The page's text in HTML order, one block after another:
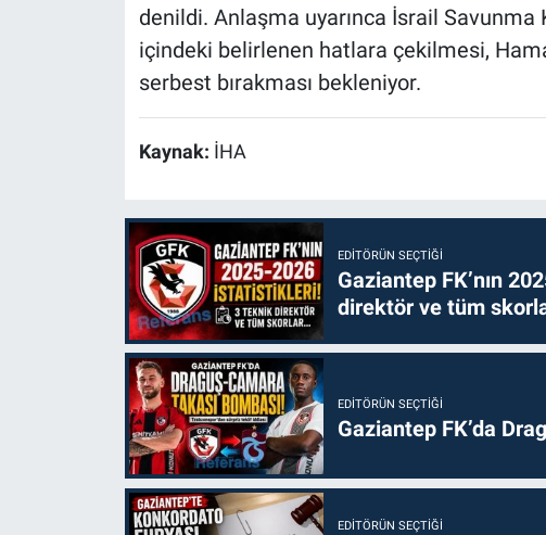
denildi. Anlaşma uyarınca İsrail Savunma
içindeki belirlenen hatlara çekilmesi,
serbest bırakması bekleniyor.
Kaynak: İHA
EDITÖRÜN SEÇTIĞI
Gaziantep FK’nın
direktör ve tüm
EDITÖRÜN SEÇTIĞI
Gaziantep FK’da
EDITÖRÜN SEÇTIĞI